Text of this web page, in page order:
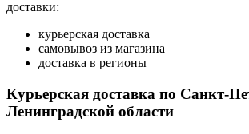
доставки:
курьерская доставка
самовывоз из магазина
доставка в регионы
Курьерская доставка по Санкт-
Ленинградской области